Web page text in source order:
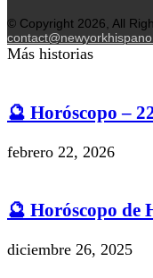
© Copyright 2026, All
Más historias
🔮 Horóscopo –
febrero 22, 2026
🔮 Horóscopo de
diciembre 26, 2025